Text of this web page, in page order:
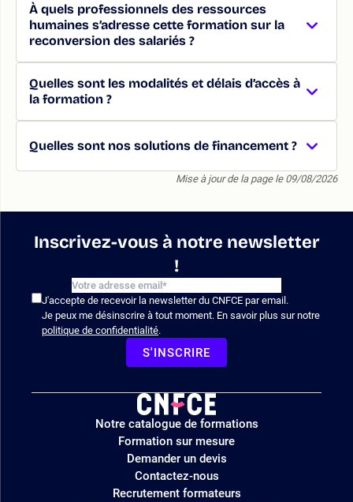
À quels professionnels des ressources
humaines s’adresse cette formation sur la
reconversion des salariés ?
Quelles sont les modalités et délais d’accès à
la formation ?
Quelles sont nos solutions de financement ?
Mise à jour de la page le 09/08/2026
Inscrivez-vous à notre newsletter
!
J'accepte de recevoir la newsletter du CNFCE par email.
Je peux me désinscrire à tout moment. En savoir plus sur notre
politique de confidentialité.
S'INSCRIRE
Logo
site
Notre catalogue de formations
Formation sur mesure
Demander un devis
Contactez-nous
Recrutement formateurs